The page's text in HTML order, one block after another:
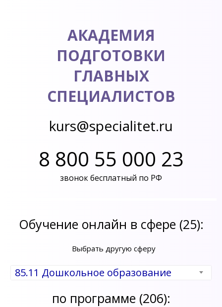
АКАДЕМИЯ
ПОДГОТОВКИ
ГЛАВНЫХ
СПЕЦИАЛИСТОВ
kurs@specialitet.ru
8 800 55 000 23
звонок бесплатный по РФ
Обучение онлайн в сфере (25):
Выбрать другую сферу
85.11 Дошкольное образование
по программе (206):